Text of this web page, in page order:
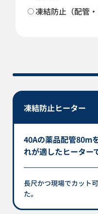
凍結防止（配管・
凍結防止ヒーター
40Aの薬品配管80m
れが適したヒーター
長尺かつ現場でカット
た。